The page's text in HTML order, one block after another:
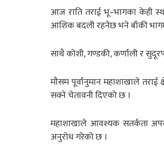
आज राति तराई भू–भागका केही
आंशिक बदली रहनेछ भने बाँकी
साथै कोशी, गण्डकी, कर्णाली र
मौसम पूर्वानुमान महाशाखाले
सक्ने चेतावनी दिएको छ ।
महाशाखाले आवश्यक सतर्कता
अनुरोध गरेको छ ।